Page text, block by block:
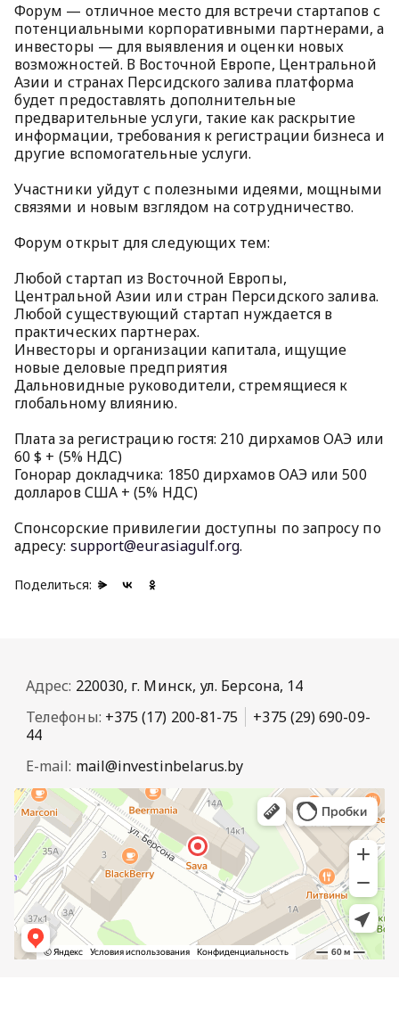
Форум — отличное место для встречи стартапов с
потенциальными корпоративными партнерами, а
инвесторы — для выявления и оценки новых
возможностей. В Восточной Европе, Центральной
Азии и странах Персидского залива платформа
будет предоставлять дополнительные
предварительные услуги, такие как раскрытие
информации, требования к регистрации бизнеса и
другие вспомогательные услуги.
Участники уйдут с полезными идеями, мощными
связями и новым взглядом на сотрудничество.
Форум открыт для следующих тем:
Любой стартап из Восточной Европы,
Центральной Азии или стран Персидского залива.
Любой существующий стартап нуждается в
практических партнерах.
Инвесторы и организации капитала, ищущие
новые деловые предприятия
Дальновидные руководители, стремящиеся к
глобальному влиянию.
Плата за регистрацию гостя: 210 дирхамов ОАЭ или
60 $ + (5% НДС)
Гонорар докладчика: 1850 дирхамов ОАЭ или 500
долларов США + (5% НДС)
Спонсорские привилегии доступны по запросу по
адресу: support@eurasiagulf.org.
Поделиться:
Адрес: 220030, г. Минск, ул. Берсона, 14
Телефоны: +375 (17) 200-81-75
+375 (29) 690-09-
44
E-mail: mail@investinbelarus.by